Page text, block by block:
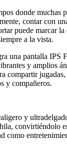
donde muchas
contar con
puede marcar la
a la vista.
una pantalla IPS
y amplios
compartir
y compañeros.
y
convirtiéndolo
como